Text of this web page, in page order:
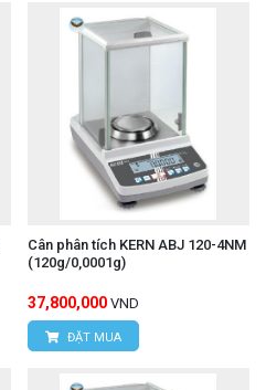
Cân phân tích KERN ABJ 120-4NM
(120g/0,0001g)
37,800,000 VND
ĐẶT MUA